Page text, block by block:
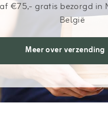
€75,- gratis bezorgd in
België
Meer over verzending